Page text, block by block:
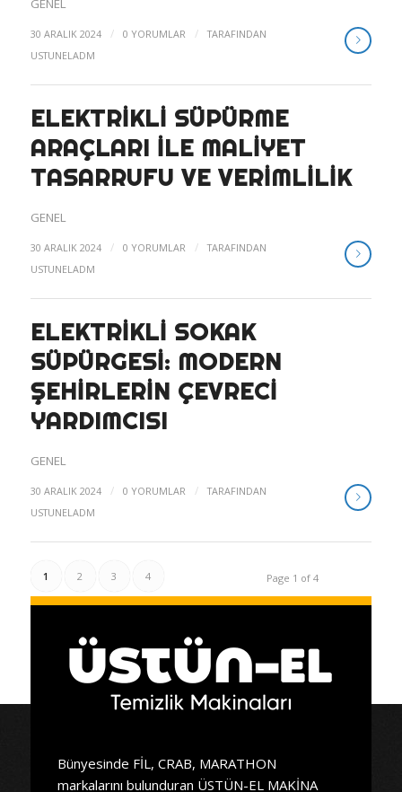
GENEL
30 ARALIK 2024 / 0 YORUMLAR /
TARAFINDAN
USTUNELADM
ELEKTRIKLI SÜPÜRME
ARAÇLARI ILE MALIYET
TASARRUFU VE VERIMLILIK
GENEL
30 ARALIK 2024 / 0 YORUMLAR /
TARAFINDAN
USTUNELADM
ELEKTRIKLI SOKAK
SÜPÜRGESI: MODERN
ŞEHIRLERIN ÇEVRECI
YARDIMCISI
GENEL
30 ARALIK 2024 / 0 YORUMLAR /
TARAFINDAN
USTUNELADM
Page 1 of 4
1 2 3 4
Bünyesinde FİL, CRAB, MARATHON
markalarını bulunduran ÜSTÜN-EL MAKİNA